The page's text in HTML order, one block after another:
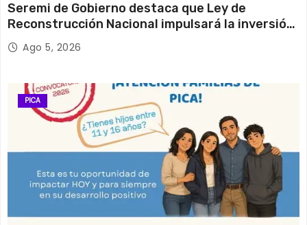
Seremi de Gobierno destaca que Ley de
Reconstrucción Nacional impulsará la inversión
y el empleo en Tarapacá
Ago 5, 2026
PICA